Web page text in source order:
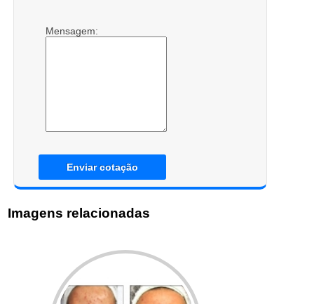
Mensagem:
Enviar cotação
Imagens relacionadas